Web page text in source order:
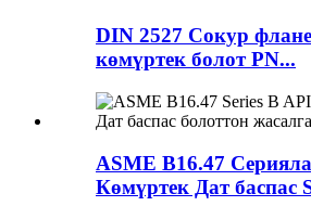
DIN 2527 Сокур
көмүртек болот PN...
ASME B16.47
Көмүртек Дат баспас